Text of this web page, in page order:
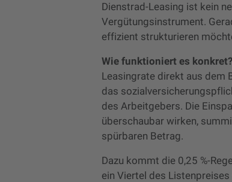
Dienstrad-Leasing ist kein
Vergütungsinstrument.
effizient strukturieren
Wie funktioniert es konkret?
Leasingrate direkt aus dem
das
des Arbeitgebers. Die
überschaubar wirken,
spürbaren Betrag.
Dazu kommt die 0,25 %-
ein Viertel des